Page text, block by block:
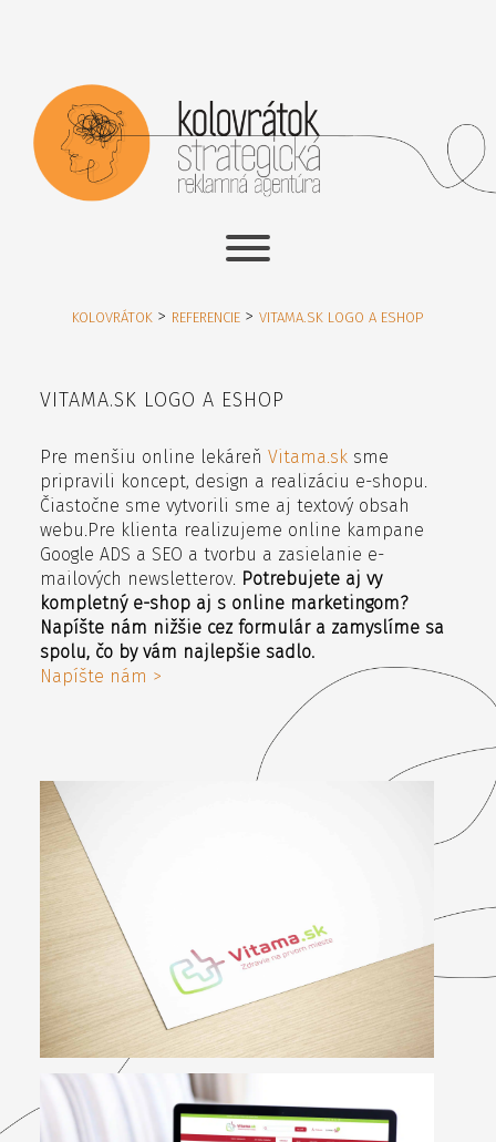
KOLOVRÁTOK > REFERENCIE > VITAMA.SK LOGO A ESHOP
VITAMA.SK LOGO A ESHOP
Pre menšiu online lekáreň Vitama.sksme
pripravili koncept, design a realizáciu e-shopu.
Čiastočne sme vytvorili sme aj textový obsah
webu.Pre klienta realizujeme online kampane
Google ADS a SEO a tvorbu a zasielanie e-
mailových newsletterov. Potrebujete aj vy
kompletný e-shop aj s online marketingom?
Napíšte nám nižšie cez formulár a zamyslíme sa
spolu, čo by vám najlepšie sadlo.
Napíšte nám >